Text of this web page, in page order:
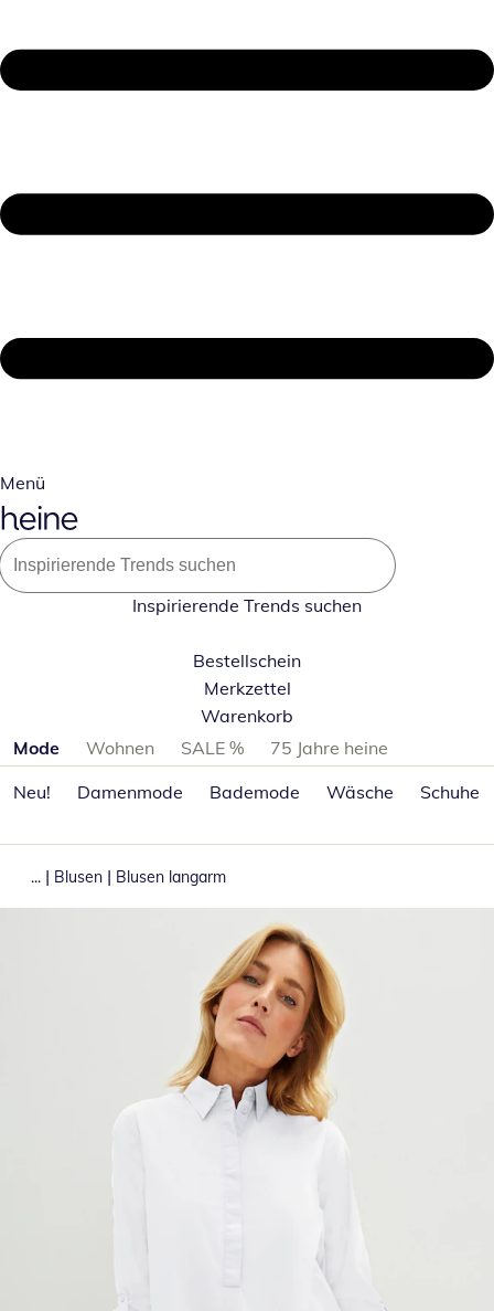
Menü
Inspirierende Trends suchen
Bestellschein
Merkzettel
Warenkorb
Produktkategorien überspringen
Mode Wohnen SALE %
75 Jahre heine
Neu!
Damenmode Bademode Wäsche Schuhe
... | Blusen | Blusen langarm